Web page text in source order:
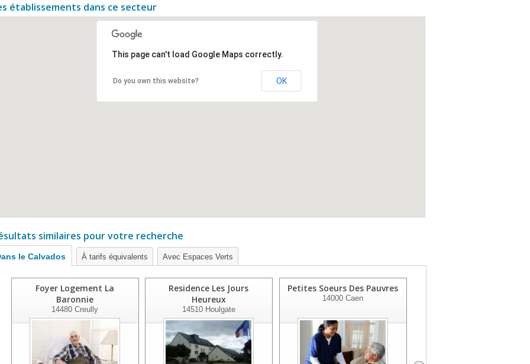
établissements dans ce secteur
This page can't load Google Maps correctly.
Do you own this website? OK
similaires pour votre recherche
le Calvados À tarifs équivalents Avec Espaces Verts
Foyer Logement La
Baronnie
14480 Creully
Residence Les Jours
Heureux
14510Houlgate
Petites Soeurs Des Pauvres
14000Caen